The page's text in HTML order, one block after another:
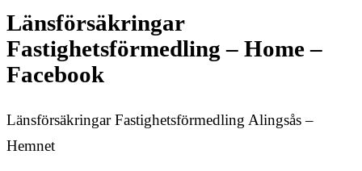
Länsförsäkringar
Fastighetsförmedling – Home –
Facebook
Länsförsäkringar Fastighetsförmedling Alingsås –
Hemnet